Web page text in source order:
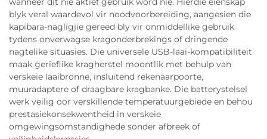
blyk veral waardevol vir noodvoorbereiding, aangesien die
kapibara-nagligjie gereed bly vir onmiddellike gebruik
tydens onverwagse kragonderbrekings of dringende
nagtelike situasies. Die universele USB-laai-kompatibiliteit
maak gerieflike kragherstel moontlik met behulp van
verskeie laaibronne, insluitend rekenaarpoorte,
muuradaptere of draagbare kragbanke. Die batterystelsel
werk veilig oor verskillende temperatuurgebiede en behou
prestasiekonsekwentheid in verskeie
omgewingsomstandighede sonder afbreek of